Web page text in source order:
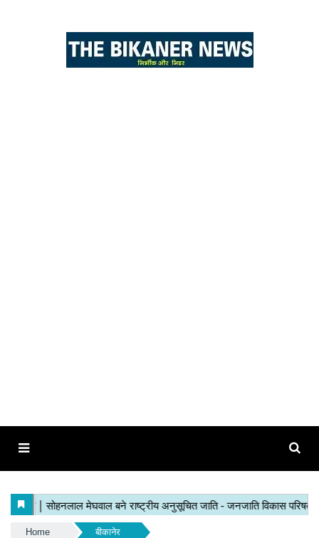
Home बीकानेर